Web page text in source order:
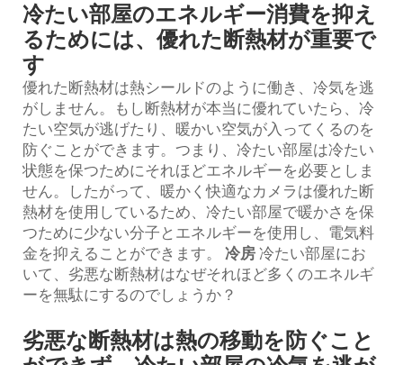
冷たい部屋のエネルギー消費を抑え
るためには、優れた断熱材が重要で
す
優れた断熱材は熱シールドのように働き、冷気を逃
がしません。もし断熱材が本当に優れていたら、冷
たい空気が逃げたり、暖かい空気が入ってくるのを
防ぐことができます。つまり、冷たい部屋は冷たい
状態を保つためにそれほどエネルギーを必要としま
せん。したがって、暖かく快適なカメラは優れた断
熱材を使用しているため、冷たい部屋で暖かさを保
つために少ない分子とエネルギーを使用し、電気料
金を抑えることができます。 冷房 冷たい部屋にお
いて、劣悪な断熱材はなぜそれほど多くのエネルギ
ーを無駄にするのでしょうか？
劣悪な断熱材は熱の移動を防ぐこと